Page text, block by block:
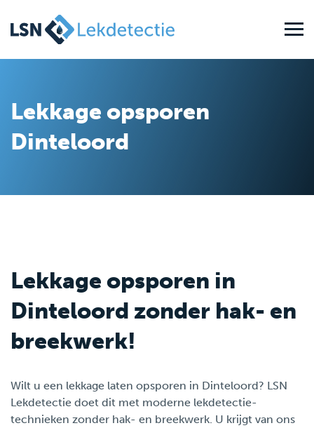
Lekkage opsporen
Dinteloord
Lekkage opsporen in
Dinteloord zonder hak- en
breekwerk!
Wilt u een lekkage laten opsporen in Dinteloord? LSN
Lekdetectie doet dit met moderne lekdetectie-
technieken zonder hak- en breekwerk. U krijgt van ons